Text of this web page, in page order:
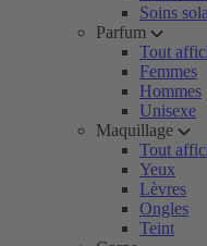
Soins
Parfum
Tout
Femmes
Hommes
Unisexe
Maquillage
Tout
Yeux
Lèvres
Ongles
Teint